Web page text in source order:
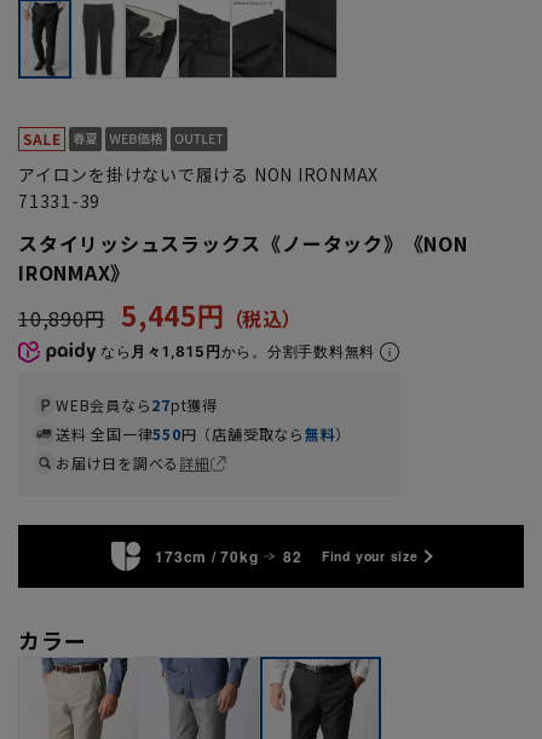
アイロンを掛けないで履ける NON IRONMAX
71331-39
スタイリッシュスラックス《ノータック》《NON
IRONMAX》
10,890円 5,445円
なら 月々1,815円から。分割手数料無料
WEB会員なら27pt獲得
送料 全国一律550円（店舗受取なら無料）
お届け日を調べる詳細
173cm / 70kg 82 Find your size
カラー